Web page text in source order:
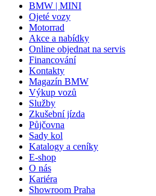
BMW | MINI
Ojeté vozy
Motorrad
Akce a nabídky
Online objednat na servis
Financování
Kontakty
Magazín BMW
Výkup vozů
Služby
Zkušební jízda
Půjčovna
Sady kol
Katalogy a ceníky
E-shop
O nás
Kariéra
Showroom Praha